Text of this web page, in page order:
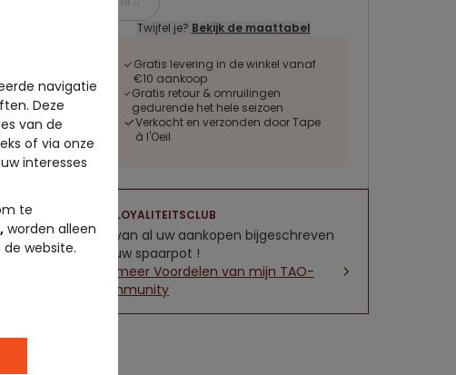
Twijfel je? Bekijk de maattabel
Gratis levering in de winkel vanaf
€10 aankoop
Gratis retour & omruilingen
gedurende het hele seizoen
Verkocht en verzonden door Tape
à l'Oeil
LOYALITEITSCLUB
5% van al uw aankopen bijgeschreven
op uw spaarpot !
Zie meer Voordelen van mijn TAO-
community
navigatie
Deze
van de
of via onze
interesses
te
worden alleen
website.